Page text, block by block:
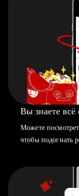
Вы знаете всё
Можете
чтобы подогнать